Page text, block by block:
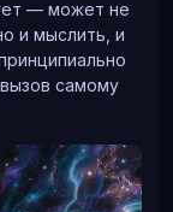
— может не
и мыслить, и
самому